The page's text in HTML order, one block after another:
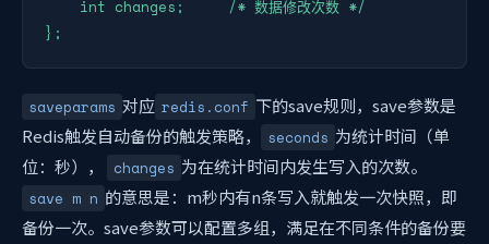
int changes;     /* 数据修改次数 */
};
saveparams 对应 redis.conf 下的save规则，save参数是
Redis触发自动备份的触发策略，
seconds 为统计时间（单
位：秒），
changes 为在统计时间内发生写入的次数。
save m n 的意思是：m秒内有n条写入就触发一次快照，即
备份一次。save参数可以配置多组，满足在不同条件的备份要